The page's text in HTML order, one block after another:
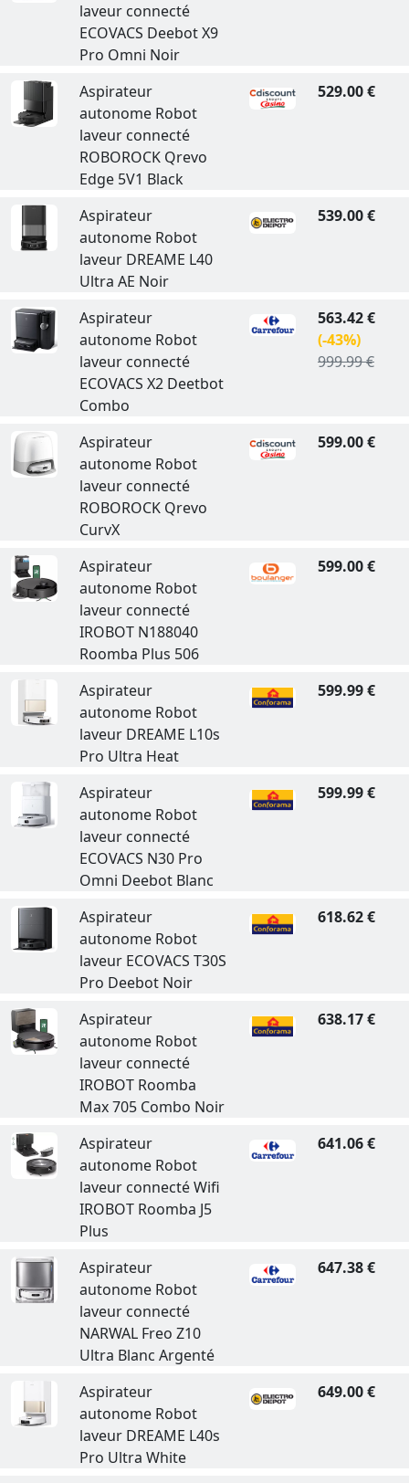
laveur connecté
ECOVACS Deebot X9
Pro Omni Noir
Aspirateur
autonome Robot
laveur connecté
ROBOROCK Qrevo
Edge 5V1 Black
529.00 €
Aspirateur
autonome Robot
laveur DREAME L40
Ultra AE Noir
539.00 €
Aspirateur
autonome Robot
laveur connecté
ECOVACS X2 Deetbot
Combo
563.42 €
(-43%)
999.99 €
Aspirateur
autonome Robot
laveur connecté
ROBOROCK Qrevo
CurvX
599.00 €
Aspirateur
autonome Robot
laveur connecté
IROBOT N188040
Roomba Plus 506
599.00 €
Aspirateur
autonome Robot
laveur DREAME L10s
Pro Ultra Heat
599.99 €
Aspirateur
autonome Robot
laveur connecté
ECOVACS N30 Pro
Omni Deebot Blanc
599.99 €
Aspirateur
autonome Robot
laveur ECOVACS T30S
Pro Deebot Noir
618.62 €
Aspirateur
autonome Robot
laveur connecté
IROBOT Roomba
Max 705 Combo Noir
638.17 €
Aspirateur
autonome Robot
laveur connecté Wifi
IROBOT Roomba J5
Plus
641.06 €
Aspirateur
autonome Robot
laveur connecté
NARWAL Freo Z10
Ultra Blanc Argenté
647.38 €
Aspirateur
autonome Robot
laveur DREAME L40s
Pro Ultra White
649.00 €